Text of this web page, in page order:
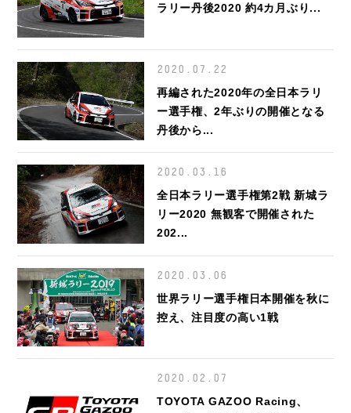
ラリー丹後2020 約4カ月ぶり...
2020.07.22
再編された2020年の全日本ラリ
ー選手権、2年ぶりの開催となる
丹後から...
2020.03.16
全日本ラリー選手権第2戦 新城ラ
リー2020 無観客で開催された
202...
2020.03.06
世界ラリー選手権日本開催を秋に
控え、注目度の高い1戦
2020.02.07
TOYOTA GAZOO Racing、